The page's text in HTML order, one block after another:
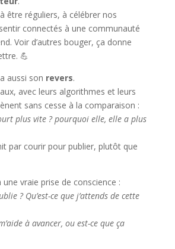
être réguliers, à célébrer nos
connectés à une communauté
Voir d’autres bouger, ça donne
💪
aussi son revers.
avec leurs algorithmes et leurs
sans cesse à la comparaison :
plus vite ? pourquoi elle, elle a plus
par courir pour publier, plutôt que
vraie prise de conscience :
? Qu’est-ce que j’attends de cette
à avancer, ou est-ce que ça